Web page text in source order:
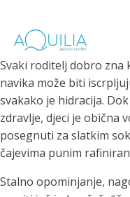
Svaki roditelj dobro zna
navika može biti
svakako je hidracija.
zdravlje, djeci je obična
posegnuti za slatkim
čajevima punim
Stalno opominjanje,